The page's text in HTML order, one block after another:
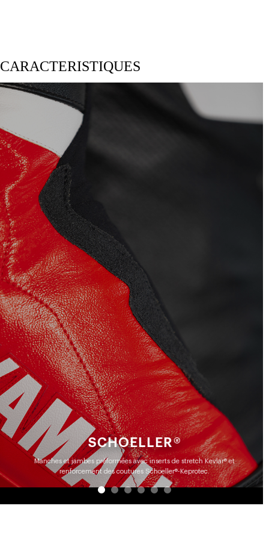
CARACTERISTIQUES
SCHOELLER®
Manches et jambes préformées avec inserts de stretch Kevlar® et
renforcement des coutures Schoeller®-Keprotec.